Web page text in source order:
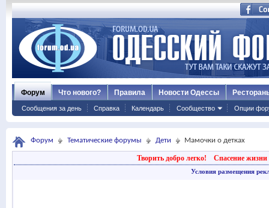
Форум
Сообщения за день Справка Календарь Сообщество Опции
Что нового? Правила Новости Одессы
Форум Тематические форумы Дети Мамочки о детках
Творить добро легко! Спасение жизни
Условия размещения